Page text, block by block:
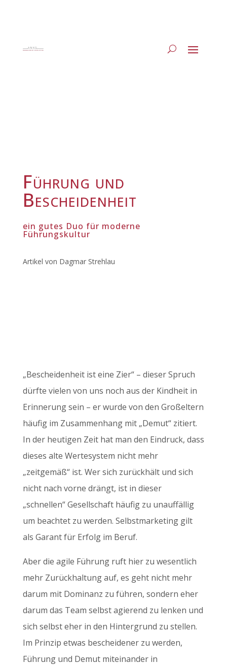
Führung und
Bescheidenheit
ein gutes Duo für moderne
Führungskultur
Artikel von Dagmar Strehlau
„Bescheidenheit ist eine Zier“ – dieser Spruch
dürfte vielen von uns noch aus der Kindheit in
Erinnerung sein – er wurde von den Großeltern
häufig im Zusammenhang mit „Demut“ zitiert.
In der heutigen Zeit hat man den Eindruck, dass
dieses alte Wertesystem nicht mehr
„zeitgemäß“ ist. Wer sich zurückhält und sich
nicht nach vorne drängt, ist in dieser
„schnellen“ Gesellschaft häufig zu unauffällig
um beachtet zu werden. Selbstmarketing gilt
als Garant für Erfolg im Beruf.
Aber die agile Führung ruft hier zu wesentlich
mehr Zurückhaltung auf, es geht nicht mehr
darum mit Dominanz zu führen, sondern eher
darum das Team selbst agierend zu lenken und
sich selbst eher in den Hintergrund zu stellen.
Im Prinzip etwas bescheidener zu werden,
Führung und Demut miteinander in